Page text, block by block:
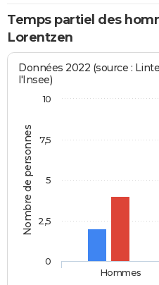
Temps partiel des
Lorentzen
Nombre de personnes
Données 2022 (source :
l'Insee)
Hommes
0
2,5
5
7,5
10